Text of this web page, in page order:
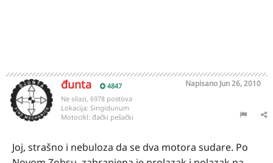
đunta 4847 Napisano Jun 26, 2010
Ne silazi, 6978 postova
Lokacija: Singidunum
Motocikl: đački pešački
Joj, strašno i nebuloza da se dva motora sudare. Po